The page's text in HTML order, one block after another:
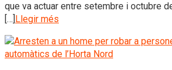
que va actuar entre setembre i octubre
[…] Llegir més